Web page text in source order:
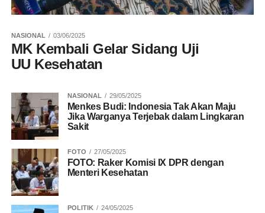
NASIONAL 03/06/2025
MK Kembali Gelar Sidang Uji
UU Kesehatan
NASIONAL 29/05/2025
Menkes Budi: Indonesia Tak Akan Maju
Jika Warganya Terjebak dalam Lingkaran
Sakit
FOTO 27/05/2025
FOTO: Raker Komisi IX DPR dengan
Menteri Kesehatan
POLITIK 24/05/2025